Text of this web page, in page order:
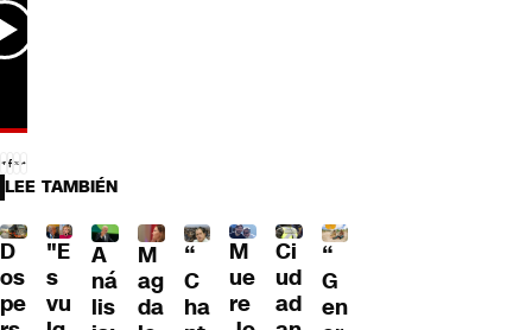
LEE TAMBIÉN
D
os
pe
"E
s
vu
A
ná
lis
M
ag
da
“
C
ha
M
ue
re
Ci
ud
ad
“
G
en